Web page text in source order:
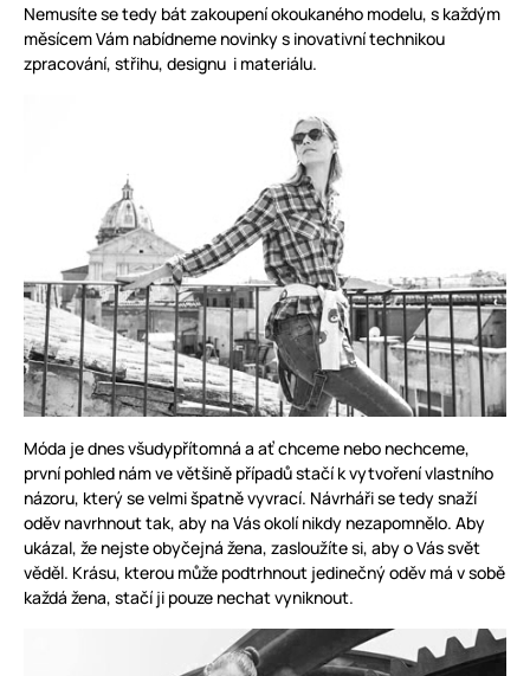
Nemusíte se tedy bát zakoupení okoukaného modelu, s každým
měsícem Vám nabídneme novinky s inovativní technikou
zpracování, střihu, designu i materiálu.
Móda je dnes všudypřítomná a ať chceme nebo nechceme,
první pohled nám ve většině případů stačí k vytvoření vlastního
názoru, který se velmi špatně vyvrací. Návrháři se tedy snaží
oděv navrhnout tak, aby na Vás okolí nikdy nezapomnělo. Aby
ukázal, že nejste obyčejná žena, zasloužíte si, aby o Vás svět
věděl. Krásu, kterou může podtrhnout jedinečný oděv má v sobě
každá žena, stačí ji pouze nechat vyniknout.